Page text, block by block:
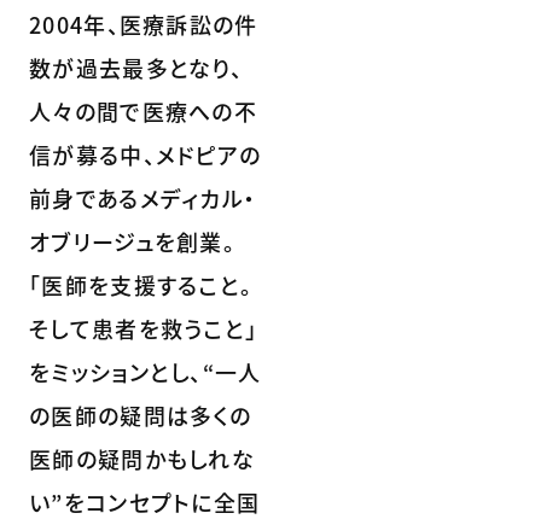
2004年、医療訴訟の件
数が過去最多となり、
人々の間で医療への不
信が募る中、メドピアの
前身であるメディカル・
オブリージュを創業。
「医師を支援すること。
そして患者を救うこと」
をミッションとし、“一人
の医師の疑問は多くの
医師の疑問かもしれな
い”をコンセプトに全国